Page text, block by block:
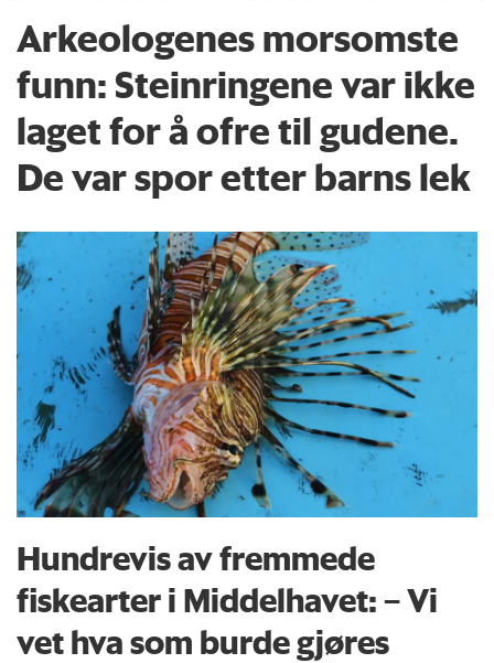
Arkeologenes morsomste
funn: Steinringene var ikke
laget for å ofre til gudene.
De var spor etter barns lek
Hundrevis av fremmede
fiskearter i Middelhavet: – Vi
vet hva som burde gjøres